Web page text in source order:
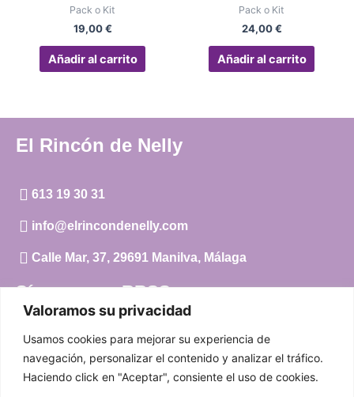
Valoramos su privacidad
Usamos cookies para mejorar su experiencia de
navegación, personalizar el contenido y analizar el tráfico.
Haciendo click en "Aceptar", consiente el uso de cookies.
Pack o Kit
19,00€
Añadir al carrito
Pack o Kit
24,00€
Añadir al carrito
El Rincón de Nelly
613 19 30 31
info@elrincondenelly.com
Calle Mar, 37, 29691 Manilva, Málaga
Síguenos en RRSS
Facebook